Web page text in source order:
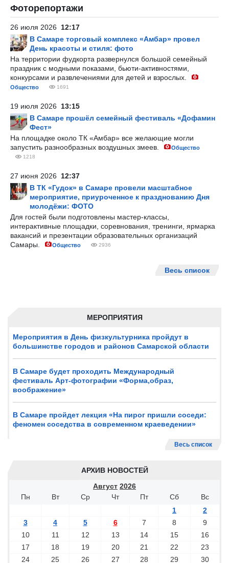
МЕРОПРИЯТИЯ
Мероприятия в День физкультурника пройдут в
большинстве городов и районов Самарской области
В Самаре будет проходить Международный
фестиваль Арт-фотографии «Форма,образ,
воображение»
В Самаре пройдет лекция «На пирог пришли соседи:
феномен соседства в современном краеведении»
Весь список
АРХИВ НОВОСТЕЙ
Август 2026
Пн
Вт Ср Чт Пт Сб
Вс
1
2
3
4 5 6 7 8
9
10
11 12 13 14 15
16
17
18 19 20 21 22
23
24
25 26 27 28 29 30
Фоторепортажи
26 июля 2026 12:17
В Самаре торговый комплекс «Амбар» провел
День красоты и стиля: фото
На территории фудкорта развернулся большой семейный
праздник с модными показами, бьюти-активностями,
конкурсами и развлечениями для детей и взрослых.
Общество 1691
19 июля 2026 13:15
В Самаре прошёл семейный фестиваль «Дофамин
Фест»
На площадке около ТК «Амбар» все желающие могли
запустить разнообразных воздушных змеев.
Общество
1218
27 июня 2026 12:37
В ТК «Гудок» в Самаре провели масштабное
мероприятие, приуроченное к празднованию Дня
молодёжи: ФОТО
Для гостей были подготовлены мастер-классы,
интерактивные площадки, соревнования, тренинги, ярмарка
вакансий и презентации образовательных организаций
Самары.
Общество 2936
Весь список